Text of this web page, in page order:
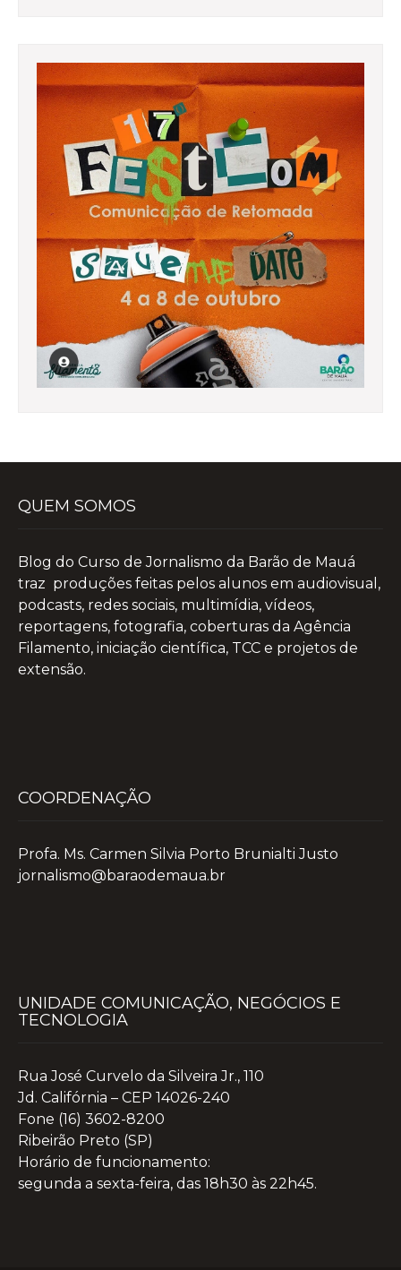
QUEM SOMOS
Blog do Curso de Jornalismo da Barão de Mauá
traz produções feitas pelos alunos em audiovisual,
podcasts, redes sociais, multimídia, vídeos,
reportagens, fotografia, coberturas da Agência
Filamento, iniciação científica, TCC e projetos de
extensão.
COORDENAÇÃO
Profa. Ms. Carmen Silvia Porto Brunialti Justo
jornalismo@baraodemaua.br
UNIDADE COMUNICAÇÃO, NEGÓCIOS E
TECNOLOGIA
Rua José Curvelo da Silveira Jr., 110
Jd. Califórnia – CEP 14026-240
Fone (16) 3602-8200
Ribeirão Preto (SP)
Horário de funcionamento:
segunda a sexta-feira, das 18h30 às 22h45.